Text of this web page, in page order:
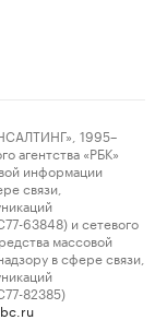
1995–
агентства «РБК»
информации
связи,
63848) и сетевого
массовой
в сфере связи,
82385)